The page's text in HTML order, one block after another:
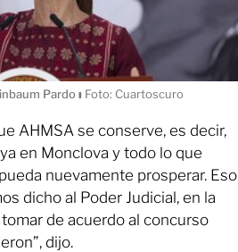
Pardoı Foto: Cuartoscuro
AHMSA se conserve, es decir,
en Monclova y todo lo que
nuevamente prosperar. Eso
dicho al Poder Judicial, en la
de acuerdo al concurso
dijo.